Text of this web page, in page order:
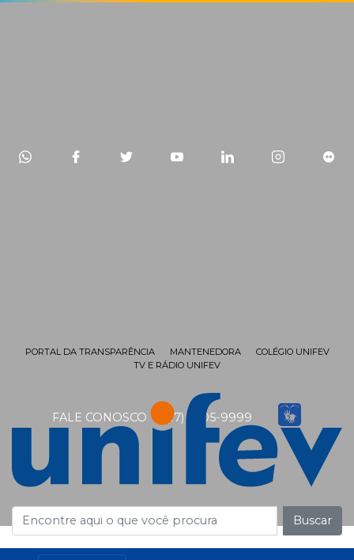
FALE CONOSCO (17) 3405-9999
PORTAL DA TRANSPARÊNCIA MANTENEDORA
COLÉGIO UNIFEV
TV E RÁDIO UNIFEV
Buscar